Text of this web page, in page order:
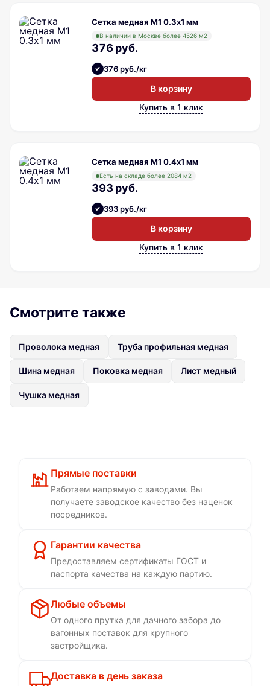
Сетка медная М1 0.3х1 мм
В наличии в Москве более 4526 м2
376 руб.
376 руб./кг
В корзину
Купить в 1 клик
Сетка медная М1 0.4х1 мм
Есть на складе более 2084 м2
393 руб.
393 руб./кг
В корзину
Купить в 1 клик
Смотрите также
Проволока медная Труба профильная медная
Шина медная Поковка медная Лист медный
Чушка медная
Прямые поставки
Работаем напрямую с заводами. Вы
получаете заводское качество без наценок
посредников.
Гарантии качества
Предоставляем сертификаты ГОСТ и
паспорта качества на каждую партию.
Любые объемы
От одного прутка для дачного забора до
вагонных поставок для крупного
застройщика.
Доставка в день заказа